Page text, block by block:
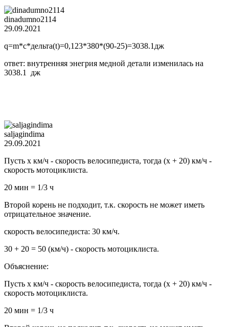
dinadumno2114
29.09.2021
q=m*c*дельта(t)=0,123*380*(90-25)=3038.1дж
ответ: внутренняя энегрия медной детали изменилась на
3038.1 дж
saljagindima
29.09.2021
Пусть х км/ч - скорость велосипедиста, тогда (х + 20) км/ч -
скорость мотоциклиста.
20 мин = 1/3 ч
Второй корень не подходит, т.к. скорость не может иметь
отрицательное значение.
скорость велосипедиста: 30 км/ч.
30 + 20 = 50 (км/ч) - скорость мотоциклиста.
Объяснение:
Пусть х км/ч - скорость велосипедиста, тогда (х + 20) км/ч -
скорость мотоциклиста.
20 мин = 1/3 ч